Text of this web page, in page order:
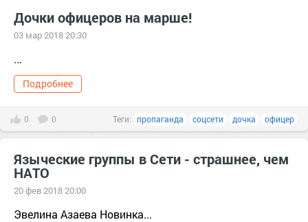
Дочки офицеров на марше!
03 мар 2018 20:30
...
Подробнее
0 0 Теги: пропаганда соцсети дочка офицер
Языческие группы в Сети - страшнее, чем
НАТО
20 фев 2018 20:00
Эвелина Азаева Новинка...